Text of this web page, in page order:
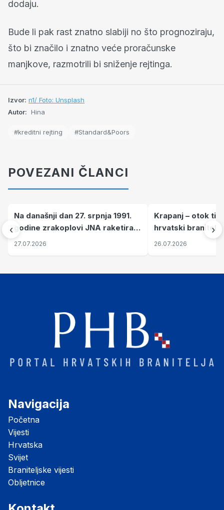
dodaju.
Bude li pak rast znatno slabiji no što prognoziraju,
što bi značilo i znatno veće proračunske
manjkove, razmotrili bi sniženje rejtinga.
Izvor: n1/ Foto: Unsplash
Autor: Hina
#kreditni rejting #Standard&Poors
POVEZANI ČLANCI
‹
Na današnji dan 27. srpnja 1991.
godine zrakoplovi JNA raketirali
su vojarnu i obučni centar "Nikola
27.07.2026
Krapanj – otok
hrvatski branitelji
pronalaze mir
26.07.2026
›
Navigacija
Početna
Vijesti
Hrvatska
Svijet
Braniteljske vijesti
Obljetnice